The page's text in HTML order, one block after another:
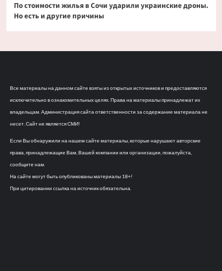
По стоимости жилья в Сочи ударили украинские дроны.
Но есть и другие причины
Все материалы на данном сайте взяты из открытых источников и предоставляются
исключительно в ознакомительных целях. Права на материалы принадлежат их
владельцам. Администрация сайта ответственности за содержание материала не
несет. Сайт не является СМИ!
Если Вы обнаружили на нашем сайте материалы, которые нарушают авторские
права, принадлежащие Вам, Вашей компании или организации, пожалуйста,
сообщите нам.
На сайте могут быть опубликованы материалы 18+!
При цитировании ссылка на источник обязательна.